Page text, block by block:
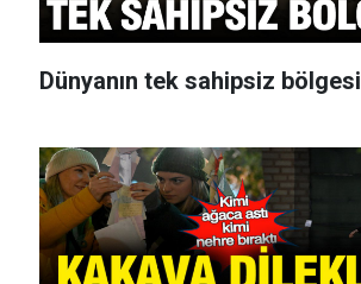
Dünyanın tek sahipsiz bölgesi